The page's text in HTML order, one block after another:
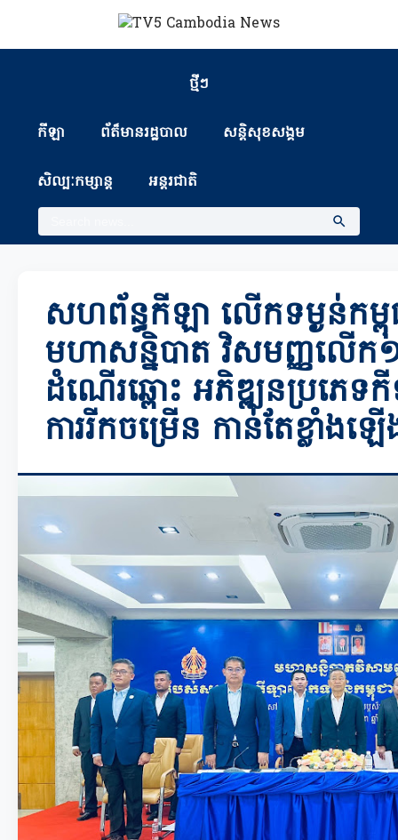
ថ្មីៗ
កីឡា ព័ត៏មានរដ្ឋបាល សន្តិសុខសង្គម
សិល្បៈកម្សាន្ត អន្តរជាតិ
សហព័ន្ធកីឡា លើកទម្ងន់កម្ពុ
មហាសន្និបាត វិសមញ្ញលើក
ដំណើរឆ្ពោះ អភិឌ្ឍនប្រភេទ
ការរីកចម្រើន កាន់តែខ្លាំងឡ